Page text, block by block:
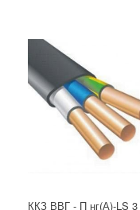
ККЗ ВВГ - П нг(А)-LS 3